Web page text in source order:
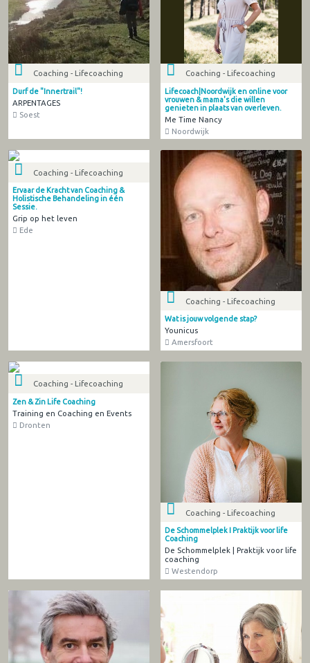
Coaching - Lifecoaching
Durf de "Innertrail"!
ARPENTAGES
Soest
Coaching - Lifecoaching
Lifecoach|Noordwijk en online voor
vrouwen & mama's die willen
genieten in plaats van overleven.
Me Time Nancy
Noordwijk
Coaching - Lifecoaching
Ervaar de Kracht van Coaching &
Holistische Behandeling in één
Sessie.
Grip op het leven
Ede
Coaching - Lifecoaching
Wat is jouw volgende stap?
Younicus
Amersfoort
Coaching - Lifecoaching
Zen & Zin Life Coaching
Training en Coaching en Events
Dronten
Coaching - Lifecoaching
De Schommelplek I Praktijk voor life
Coaching
De Schommelplek | Praktijk voor life
coaching
Westendorp